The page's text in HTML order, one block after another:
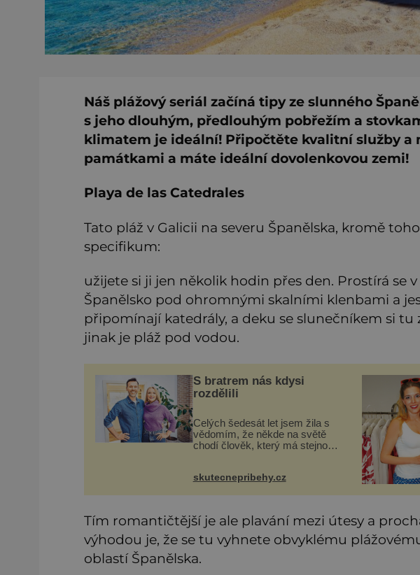
Náš plážový seriál začíná tipy ze slunného
s jeho dlouhým, předlouhým pobřežím a
klimatem je ideální! Připočtěte kvalitní služby a
památkami a máte ideální dovolenkovou zemi!
Playa de las Catedrales
Tato pláž v Galicii na severu Španělska, kromě
specifikum:
užijete si ji jen několik hodin přes den. Prostírá se
Španělsko pod ohromnými skalními klenbami a
připomínají katedrály, a deku se slunečníkem si
jinak je pláž pod vodou.
S bratrem nás kdysi
rozdělili
Celých šedesát let jsem žila s
vědomím, že někde na světě
chodí člověk, který má stejnou
Byli jsme ještě malí, když jsme
skutecnepribehy.cz
Tím romantičtější je ale plavání mezi útesy a
výhodou je, že se tu vyhnete obvyklému
oblastí Španělska.